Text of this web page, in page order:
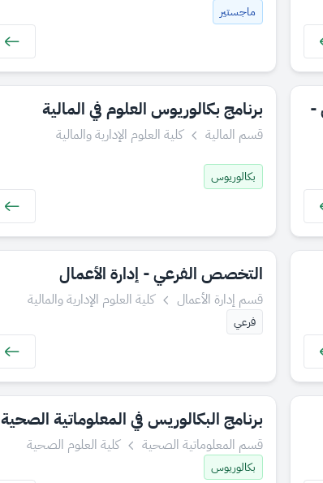
ماجستير
-
برنامج بكالوريوس العلوم في المالية
قسم المالية كلية العلوم الإدارية والمالية
بكالوريوس
التخصص الفرعي - إدارة الأعمال
قسم إدارة الأعمال كلية العلوم الإدارية والمالية
فرعي
برنامج البكالوريس في المعلوماتية الصحية
قسم المعلوماتية الصحية كلية العلوم الصحية
بكالوريوس